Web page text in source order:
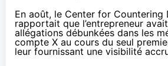
En août, le Center for Countering
rapportait que l’entrepreneur
allégations débunkées dans les
compte X au cours du seul
leur fournissant une visibilité